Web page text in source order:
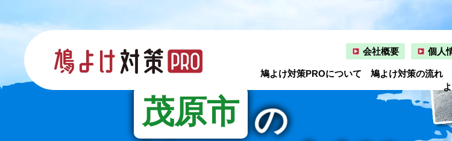
会社概要 個人
鳩よけ対策PROについて 鳩よけ対策の流れ
茂原市 の